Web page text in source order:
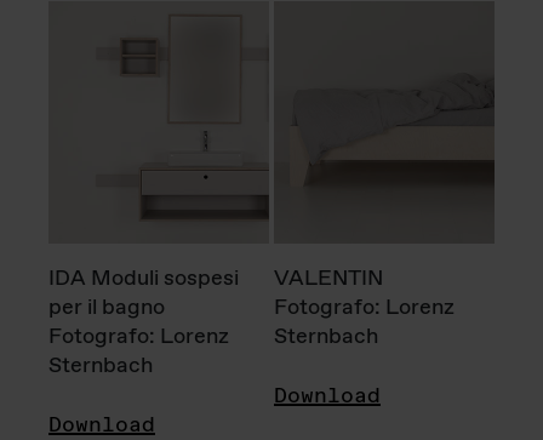
IDA Moduli sospesi
per il bagno
Fotografo: Lorenz
Sternbach
Download
VALENTIN
Fotografo: Lorenz
Sternbach
Download